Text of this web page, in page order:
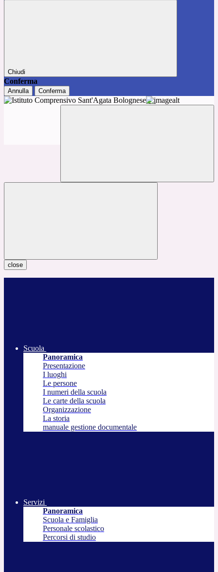
Chiudi
Conferma
Annulla Conferma
close
Scuola
Panoramica
Presentazione
I luoghi
Le persone
I numeri della scuola
Le carte della scuola
Organizzazione
La storia
manuale gestione documentale
Servizi
Panoramica
Scuola e Famiglia
Personale scolastico
Percorsi di studio